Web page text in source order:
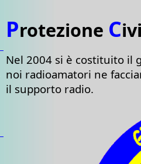
Protezione C
Nel 2004 si è costituito il
noi radioamatori ne
il supporto radio.